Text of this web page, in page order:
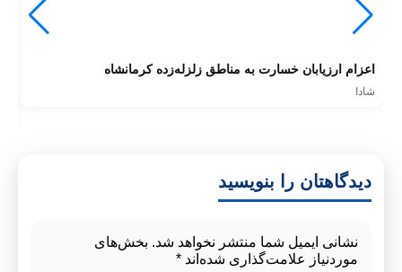
اعزام ارزیابان خسارت به مناطق زلزله‌زده کرمانشاه
شادا
دیدگاهتان را بنویسید
نشانی ایمیل شما منتشر نخواهد شد. بخش‌های
موردنیاز علامت‌گذاری شده‌اند *